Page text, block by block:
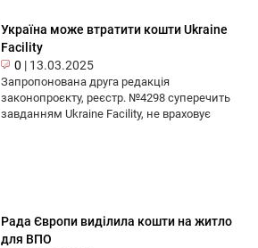
Україна може втратити кошти Ukraine
Facility
0 | 13.03.2025
Запропонована друга редакція
законопроєкту, реєстр. №4298 суперечить
завданням Ukraine Facility, не враховує
Рада Європи виділила кошти на житло
для ВПО